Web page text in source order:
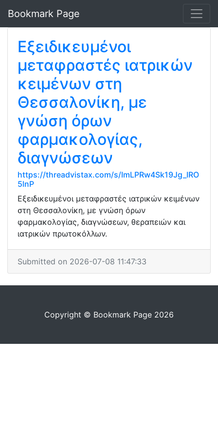
Bookmark Page
Εξειδικευμένοι
μεταφραστές ιατρικών
κειμένων στη
Θεσσαλονίκη, με
γνώση όρων
φαρμακολογίας,
διαγνώσεων
https://threadvistax.com/s/ImLPRw4Sk19Jg_IRO
5lnP
Εξειδικευμένοι μεταφραστές ιατρικών κειμένων
στη Θεσσαλονίκη, με γνώση όρων
φαρμακολογίας, διαγνώσεων, θεραπειών και
ιατρικών πρωτοκόλλων.
Submitted on 2026-07-08 11:47:33
Copyright © Bookmark Page 2026